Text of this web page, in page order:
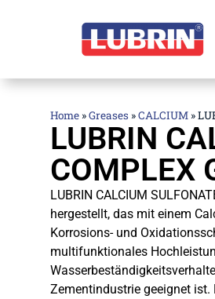
Home»Greases »CALCIUM»
LUBRIN
COMPLEX
LUBRIN CALCIUM
hergestellt, das mit einem
Korrosions- und
multifunktionales
Zementindustrie geeignet ist.